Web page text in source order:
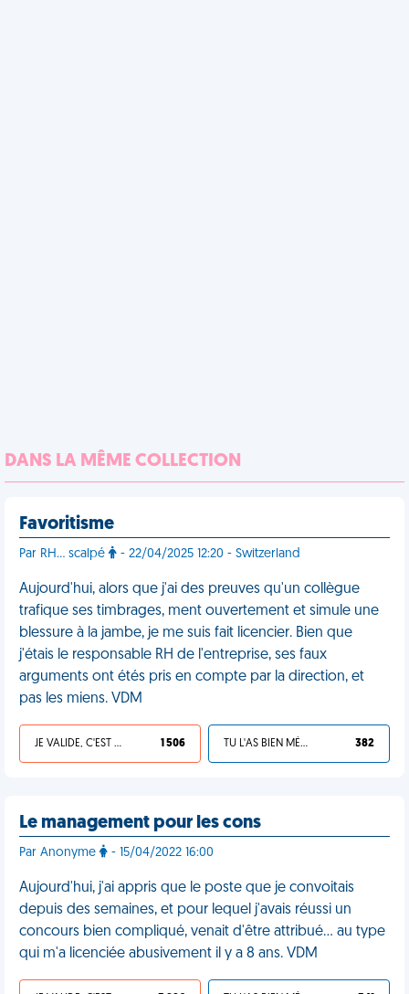
DANS LA MÊME COLLECTION
Favoritisme
Par RH... scalpé - 22/04/2025 12:20 - Switzerland
Aujourd'hui, alors que j'ai des preuves qu'un collègue
trafique ses timbrages, ment ouvertement et simule une
blessure à la jambe, je me suis fait licencier. Bien que
j'étais le responsable RH de l'entreprise, ses faux
arguments ont étés pris en compte par la direction, et
pas les miens. VDM
JE VALIDE, C'EST UNE VDM 1 506 TU L'AS BIEN MÉRITÉ 382
Le management pour les cons
Par Anonyme - 15/04/2022 16:00
Aujourd'hui, j'ai appris que le poste que je convoitais
depuis des semaines, et pour lequel j'avais réussi un
concours bien compliqué, venait d'être attribué… au type
qui m'a licenciée abusivement il y a 8 ans. VDM